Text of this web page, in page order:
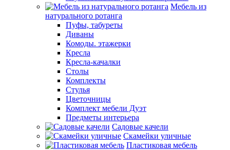
Мебель из
натурального ротанга
Пуфы, табуреты
Диваны
Комоды. этажерки
Кресла
Кресла-качалки
Столы
Комплекты
Стулья
Цветочницы
Комплект мебели Дуэт
Предметы интерьера
Садовые качели
Скамейки уличные
Пластиковая мебель